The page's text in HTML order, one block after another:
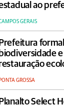
ao
GERAIS
Prefeitura
e
GROSSA
Planalto Select